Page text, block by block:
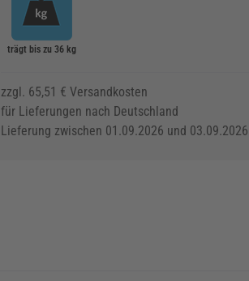
trägt bis zu 36 kg
zzgl. 65,51 € Versandkosten
für Lieferungen nach Deutschland
Lieferung zwischen 01.09.2026 und 03.09.2026